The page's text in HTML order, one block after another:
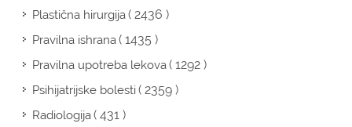
Plastična hirurgija( 2436 )
Pravilna ishrana( 1435 )
Pravilna upotreba lekova( 1292 )
Psihijatrijske bolesti( 2359 )
Radiologija( 431 )